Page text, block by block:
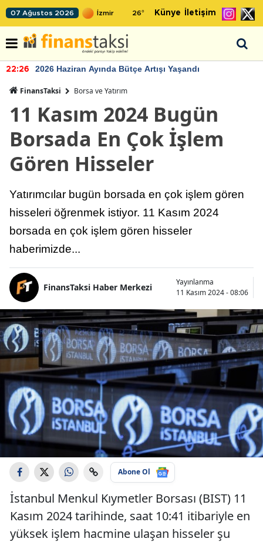
07 Ağustos 2026 26° Künye İletişim
22:26 2026 Haziran Ayında Bütçe Artışı Yaşandı
FinansTaksi Borsa ve Yatırım
11 Kasım 2024 Bugün
Borsada En Çok İşlem
Gören Hisseler
Yatırımcılar bugün borsada en çok işlem gören
hisseleri öğrenmek istiyor. 11 Kasım 2024
borsada en çok işlem gören hisseler
haberimizde...
FinansTaksi Haber Merkezi
Yayınlanma
11 Kasım 2024 - 08:06
Abone Ol
İstanbul Menkul Kıymetler Borsası (BIST) 11
Kasım 2024 tarihinde, saat 10:41 itibariyle en
yüksek işlem hacmine ulaşan hisseler şu